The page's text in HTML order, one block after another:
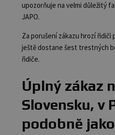
upozorňuje na velmi důležitý
JAPO.
Za porušení zákazu hrozí řidiči
ještě dostane šest trestných
řidiče.
Úplný zákaz
Slovensku, v
podobně